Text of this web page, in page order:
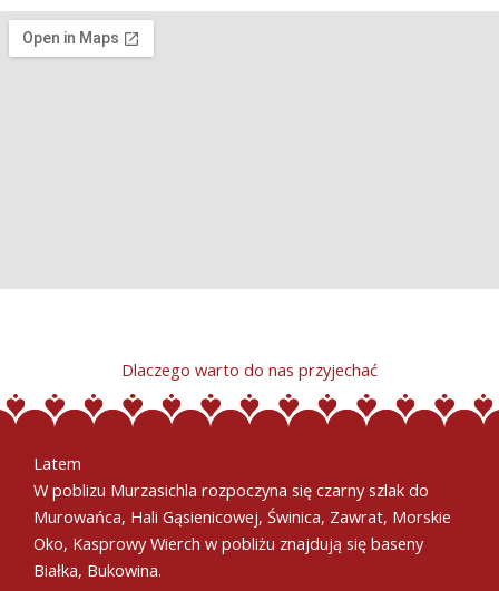
Dlaczego warto do nas przyjechać
Latem
W poblizu Murzasichla rozpoczyna się czarny szlak do
Murowańca, Hali Gąsienicowej, Świnica, Zawrat, Morskie
Oko, Kasprowy Wierch w pobliżu znajdują się baseny
Białka, Bukowina.